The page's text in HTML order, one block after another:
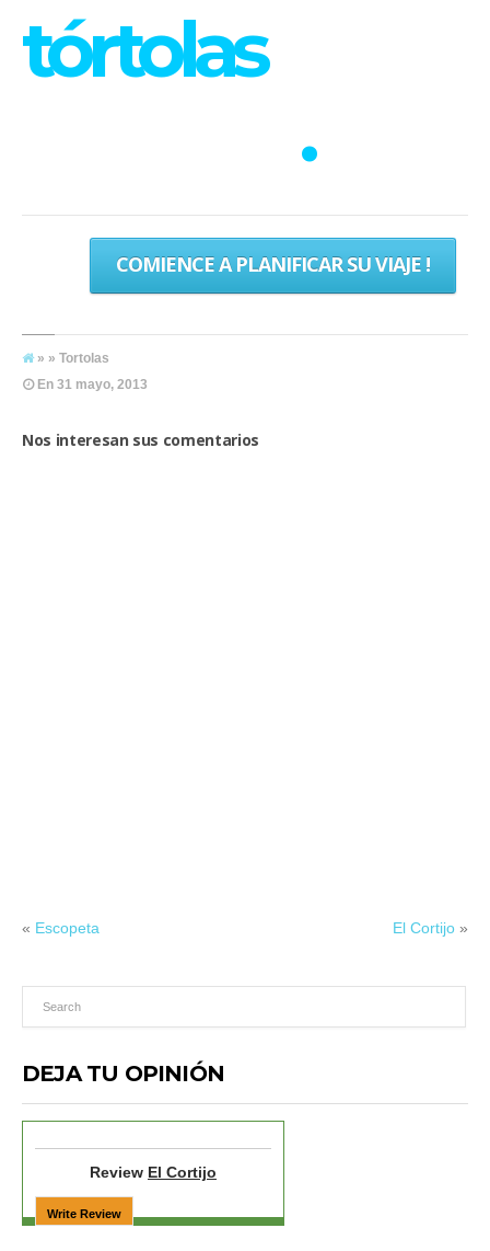
tórtolasen
.
COMIENCE A PLANIFICAR SU VIAJE !
» » Tortolas
En 31 mayo, 2013
Nos interesan sus comentarios
« Escopeta El Cortijo »
DEJA TU OPINIÓN
Review El Cortijo